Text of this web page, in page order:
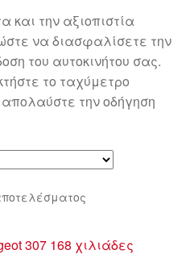
και την αξιοπιστία
να διασφαλίσετε την
του αυτοκινήτου σας.
το ταχύμετρο
την οδήγηση